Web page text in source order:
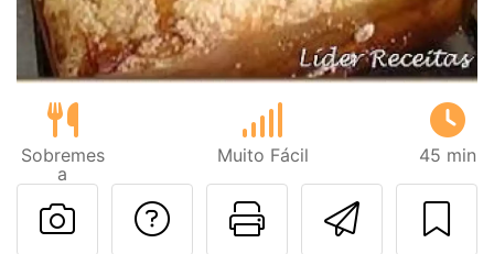
Sobremes
a
Muito Fácil 45 min
Imprima
Falar com o autor